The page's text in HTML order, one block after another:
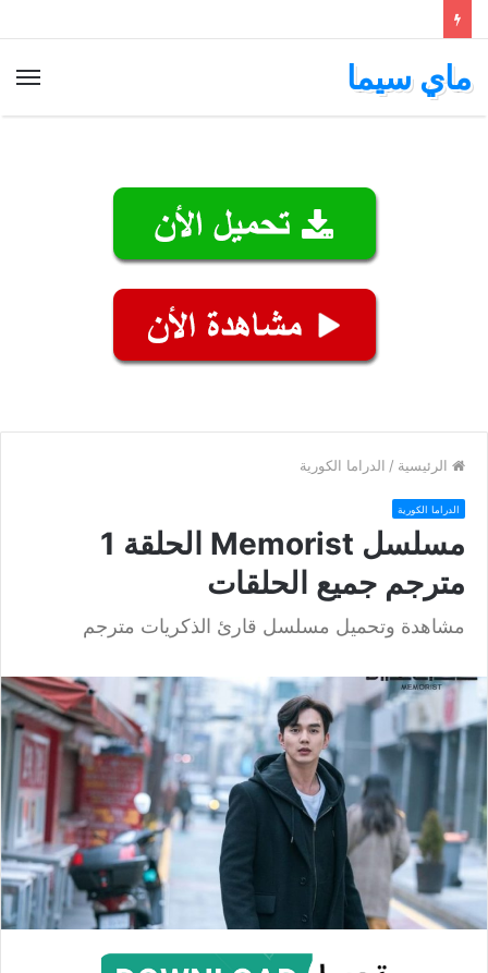
ماي سيما
الرئيسية / الدراما الكورية
الدراما الكورية
مسلسل Memorist الحلقة 1
مترجم جميع الحلقات
مشاهدة وتحميل مسلسل قارئ الذكريات مترجم